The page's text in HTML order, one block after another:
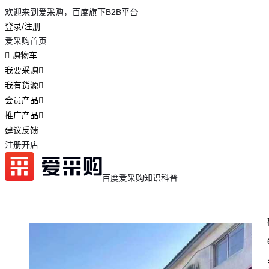
欢迎来到爱采购，百度旗下B2B平台
登录/注册
爱采购首页
购物车
我要采购
我有货源
会员产品
推广产品
建议反馈
注册开店
百度爱采购知识科普